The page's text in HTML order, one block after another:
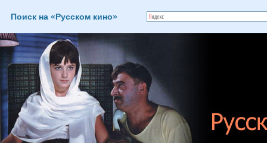
Поиск на «Русском кино»